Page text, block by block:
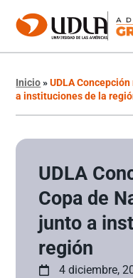
Inicio»UDLA
a instituciones de la
UDLA
Copa de
junto a
región
4 diciembre,